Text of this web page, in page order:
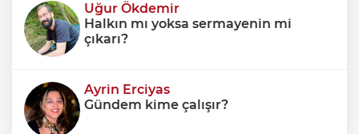
Uğur Ökdemir
Halkın mı yoksa sermayenin mi
çıkarı?
Ayrin Erciyas
Gündem kime çalışır?